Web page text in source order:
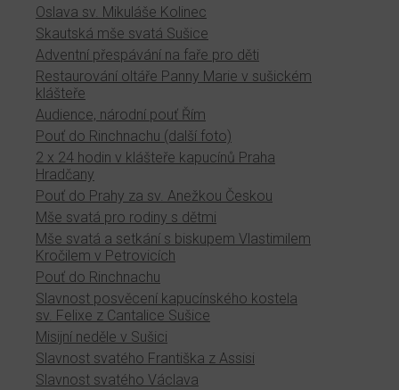
Oslava sv. Mikuláše Kolinec
Skautská mše svatá Sušice
Adventní přespávání na faře pro děti
Restaurování oltáře Panny Marie v sušickém
klášteře
Audience, národní pouť Řím
Pouť do Rinchnachu (další foto)
2 x 24 hodin v klášteře kapucínů Praha
Hradčany
Pouť do Prahy za sv. Anežkou Českou
Mše svatá pro rodiny s dětmi
Mše svatá a setkání s biskupem Vlastimilem
Kročilem v Petrovicích
Pouť do Rinchnachu
Slavnost posvěcení kapucínského kostela
sv. Felixe z Cantalice Sušice
Misijní neděle v Sušici
Slavnost svatého Františka z Assisi
Slavnost svatého Václava